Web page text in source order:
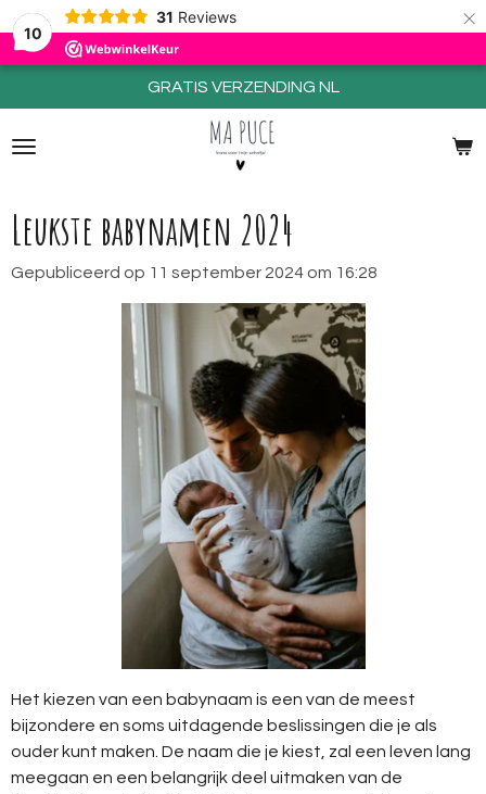
10
31 Reviews ×
GRATIS VERZENDING NL
Leukste babynamen 2024
Gepubliceerd op 11 september 2024 om 16:28
Het kiezen van een babynaam is een van de meest
bijzondere en soms uitdagende beslissingen die je als
ouder kunt maken. De naam die je kiest, zal een leven lang
meegaan en een belangrijk deel uitmaken van de